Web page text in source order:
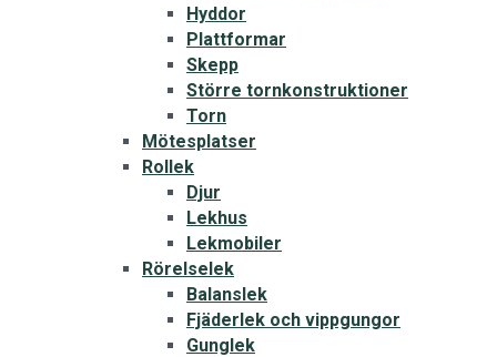
Hyddor
Plattformar
Skepp
Större tornkonstruktioner
Torn
Mötesplatser
Rollek
Djur
Lekhus
Lekmobiler
Rörelselek
Balanslek
Fjäderlek och vippgungor
Gunglek